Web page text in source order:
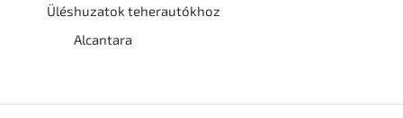
Üléshuzatok teherautókhoz
Alcantara